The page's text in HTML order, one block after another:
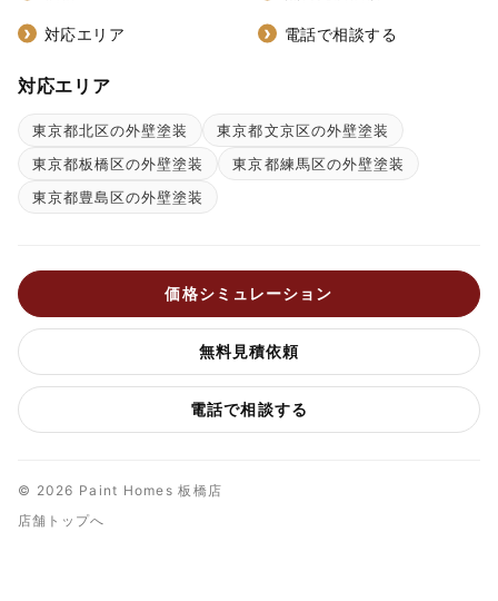
対応エリア 電話で相談する
対応エリア
東京都北区の外壁塗装
東京都文京区の外壁塗装
東京都板橋区の外壁塗装
東京都練馬区の外壁塗装
東京都豊島区の外壁塗装
価格シミュレーション
無料見積依頼
電話で相談する
© 2026 Paint Homes 板橋店
店舗トップへ